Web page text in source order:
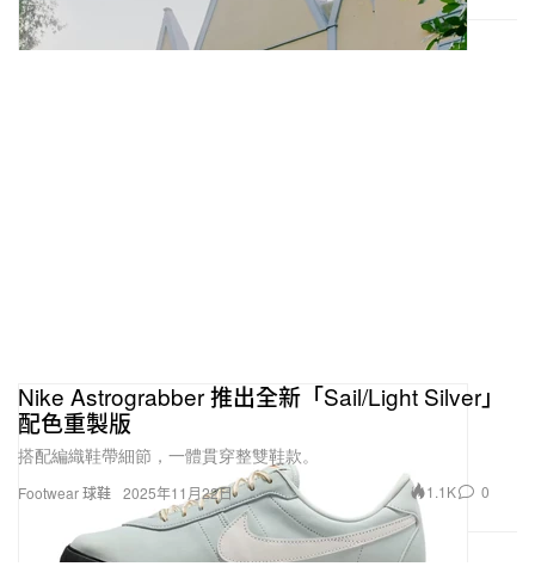
Footwear 球鞋
Nike Astrograbber 推出全新「Sail/Light Silver」
配色重製版
搭配編織鞋帶細節，一體貫穿整雙鞋款。
2025年11月22日 1.1K 0